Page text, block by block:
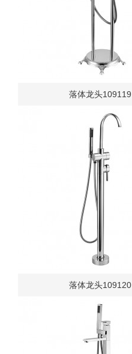
落体龙头109119
落体龙头109120